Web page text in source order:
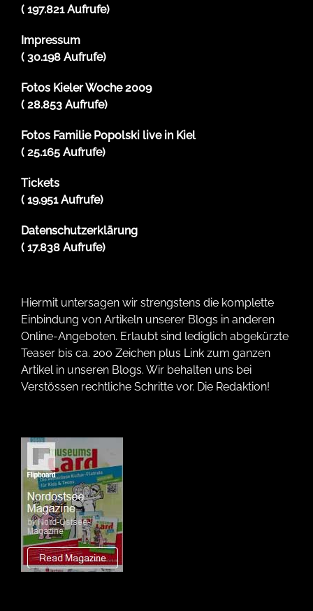
( 197.821 Aufrufe)
Impressum
( 30.198 Aufrufe)
Fotos Kieler Woche 2009
( 28.853 Aufrufe)
Fotos Familie Popolski live in Kiel
( 25.165 Aufrufe)
Tickets
( 19.951 Aufrufe)
Datenschutzerklärung
( 17.838 Aufrufe)
Hiermit untersagen wir strengstens die komplette
Einbindung von Artikeln unserer Blogs in anderen
Online-Angeboten. Erlaubt sind lediglich abgekürzte
Teaser bis ca. 200 Zeichen plus Link zum ganzen
Artikel in unseren Blogs. Wir behalten uns bei
Verstössen rechtliche Schritte vor. Die Redaktion!